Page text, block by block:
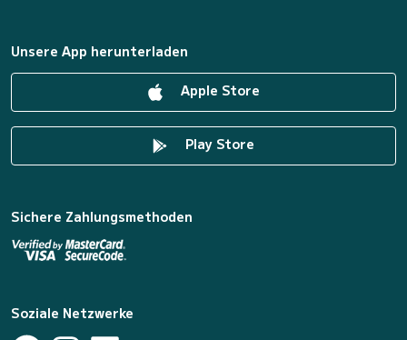
Unsere App herunterladen
Apple Store
Play Store
Sichere Zahlungsmethoden
Soziale Netzwerke